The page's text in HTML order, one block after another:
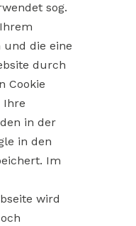
sog.
die eine
durch
Cookie
Ihre
in der
in den
Im
wird